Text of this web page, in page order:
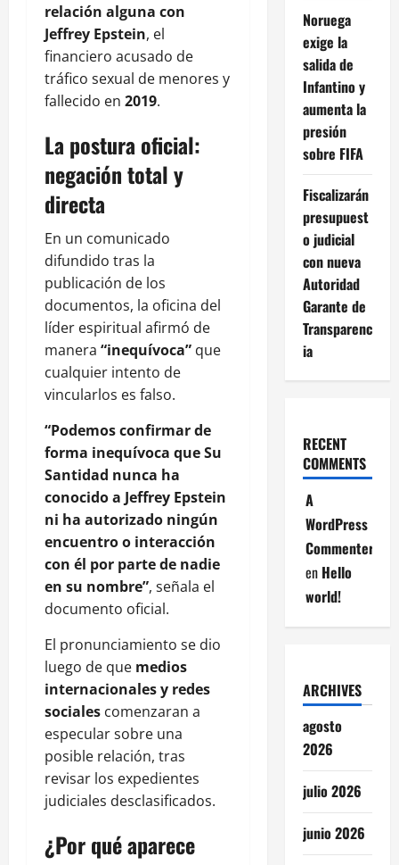
relación alguna con
Jeffrey Epstein, el
financiero acusado de
tráfico sexual de menores y
fallecido en 2019.
La postura oficial:
negación total y
directa
En un comunicado
difundido tras la
publicación de los
documentos, la oficina del
líder espiritual afirmó de
manera “inequívoca” que
cualquier intento de
vincularlos es falso.
“Podemos confirmar de
forma inequívoca que Su
Santidad nunca ha
conocido a Jeffrey Epstein
ni ha autorizado ningún
encuentro o interacción
con él por parte de nadie
en su nombre”, señala el
documento oficial.
El pronunciamiento se dio
luego de que medios
internacionales y redes
sociales comenzaran a
especular sobre una
posible relación, tras
revisar los expedientes
judiciales desclasificados.
¿Por qué aparece
Noruega
exige la
salida de
Infantino y
aumenta la
presión
sobre FIFA
Fiscalizarán
presupuest
o judicial
con nueva
Autoridad
Garante de
Transparenc
ia
RECENT
COMMENTS
A
WordPress
Commenter
en Hello
world!
ARCHIVES
agosto
2026
julio 2026
junio 2026